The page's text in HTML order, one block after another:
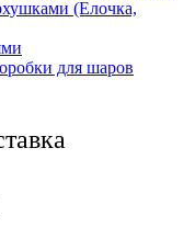
(Елочка,
для шаров